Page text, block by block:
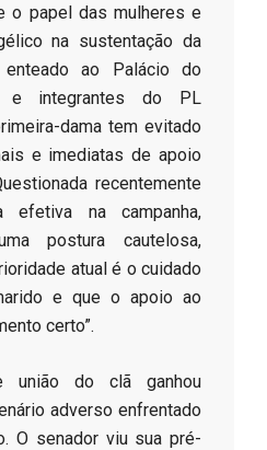
o papel das mulheres e
na sustentação da
enteado ao Palácio do
e integrantes do PL
dama tem evitado
e imediatas de apoio
recentemente
efetiva na campanha,
postura cautelosa,
atual é o cuidado
e que o apoio ao
certo”.
união do clã ganhou
adverso enfrentado
O senador viu sua pré-